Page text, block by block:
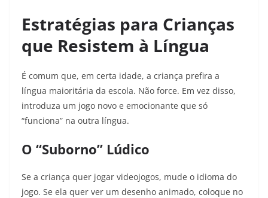
Estratégias para Crianças
que Resistem à Língua
É comum que, em certa idade, a criança prefira a
língua maioritária da escola. Não force. Em vez disso,
introduza um jogo novo e emocionante que só
“funciona” na outra língua.
O “Suborno” Lúdico
Se a criança quer jogar videojogos, mude o idioma do
jogo. Se ela quer ver um desenho animado, coloque no